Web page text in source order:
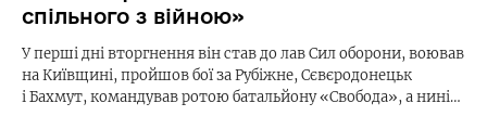
спільного з війною»
У перші дні вторгнення він став до лав Сил оборони, воював
на Київщині, пройшов бої за Рубіжне, Сєвєродонецьк
і Бахмут, командував ротою батальйону «Свобода», а нині…